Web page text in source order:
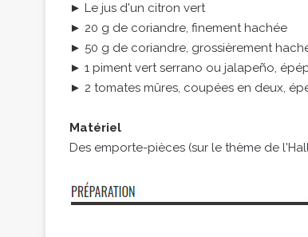
► Le jus d'un citron vert
► 20 g de coriandre, finement hachée
► 50 g de coriandre, grossièrement
► 1 piment vert serrano ou jalapeño,
► 2 tomates mûres, coupées en deux,
Matériel
Des emporte-pièces (sur le thème de